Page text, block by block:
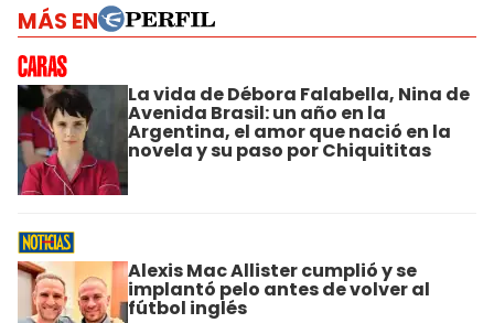
MÁS EN
La vida de Débora Falabella, Nina de
Avenida Brasil: un año en la
Argentina, el amor que nació en la
novela y su paso por Chiquititas
Alexis Mac Allister cumplió y se
implantó pelo antes de volver al
fútbol inglés